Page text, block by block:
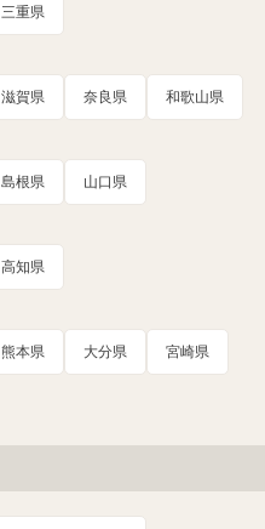
三重県
滋賀県 奈良県 和歌山県
島根県 山口県
高知県
熊本県 大分県 宮崎県